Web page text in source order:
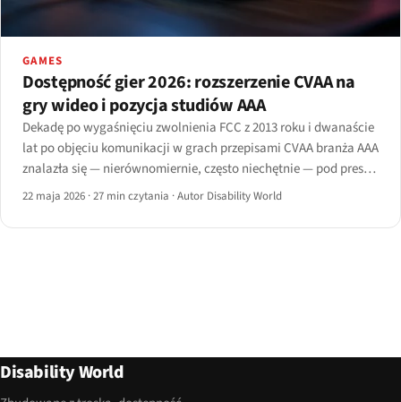
GAMES
Dostępność gier 2026: rozszerzenie CVAA na
gry wideo i pozycja studiów AAA
Dekadę po wygaśnięciu zwolnienia FCC z 2013 roku i dwanaście
lat po objęciu komunikacji w grach przepisami CVAA branża AAA
znalazła się — nierównomiernie, często niechętnie — pod presją
regulacyjną. Dossier rekonstruuje linię regulacyjną i ocenia
22 maja 2026 ·27 min czytania ·Autor Disability World
Disability World